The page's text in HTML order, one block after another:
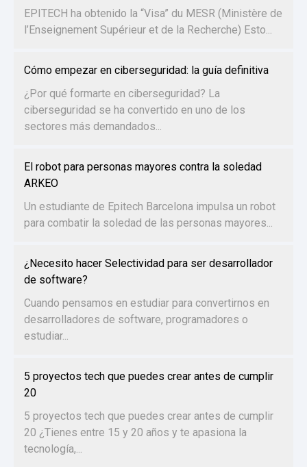
EPITECH ha obtenido la “Visa” du MESR (Ministère de
l’Enseignement Supérieur et de la Recherche) Esto...
Cómo empezar en ciberseguridad: la guía definitiva
¿Por qué formarte en ciberseguridad? La
ciberseguridad se ha convertido en uno de los
sectores más demandados...
El robot para personas mayores contra la soledad
ARKEO
Un estudiante de Epitech Barcelona impulsa un robot
para combatir la soledad de las personas mayores...
¿Necesito hacer Selectividad para ser desarrollador
de software?
Cuando pensamos en estudiar para convertirnos en
desarrolladores de software, programadores o
estudiar...
5 proyectos tech que puedes crear antes de cumplir
20
5 proyectos tech que puedes crear antes de cumplir
20 ¿Tienes entre 15 y 20 años y te apasiona la
tecnología,...